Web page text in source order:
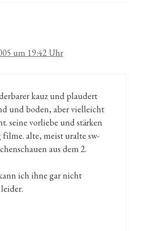
um 19:42 Uhr
kauz und plaudert
und boden, aber vielleicht
seine vorliebe und stärken
alte, meist uralte sw-
aus dem 2.
ich ihne gar nicht